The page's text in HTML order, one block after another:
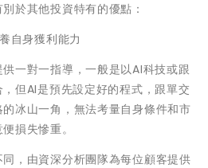
於其他投資特有的優點：
自身獲利能力
一對一指導，一般是以AI科技或跟
但AI是預先設定好的程式，跟單交
冰山一角，無法考量自身條件和市
損失慘重。
，由資深分析團隊為每位顧客提供